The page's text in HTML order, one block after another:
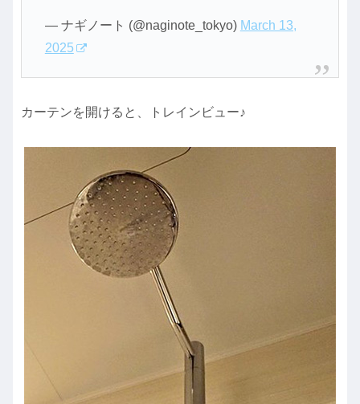
— ナギノート (@naginote_tokyo) March 13,
2025
カーテンを開けると、トレインビュー♪